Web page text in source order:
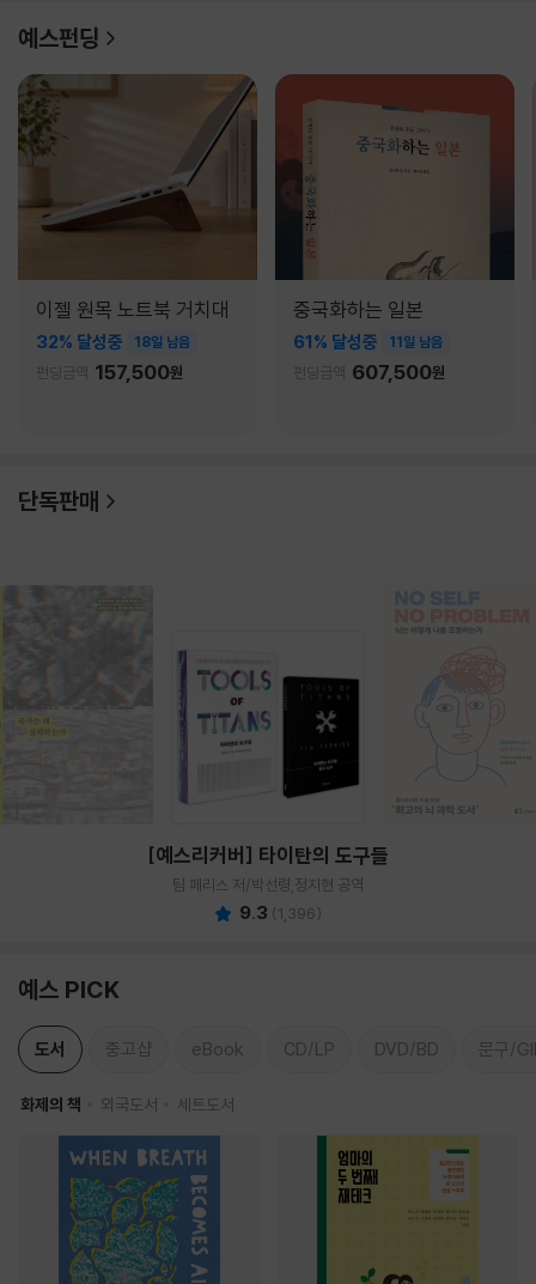
예스펀딩
이젤 원목 노트북 거치대
32% 달성중 18일 남음
펀딩금액 157,500원
중국화하는 일본
61% 달성중 11일 남음
펀딩금액 607,500원
단독판매
[예스리커버] 타이탄의 도구들
팀 페리스 저/박선령,정지현 공역
9.3 (1,396)
예스 PICK
도서 중고샵 eBook CD/LP DVD/BD 문구/
화제의 책 외국도서 세트도서